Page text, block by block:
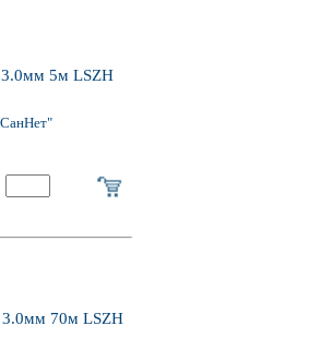
3.0мм 5м LSZH
3.0мм 70м LSZH